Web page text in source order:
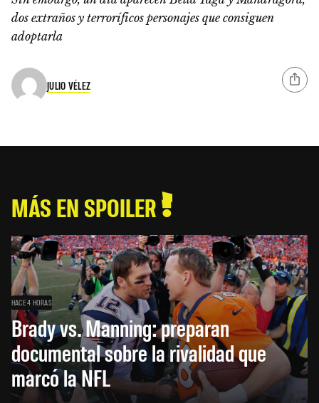
dos extraños y terroríficos personajes que consiguen
adoptarla
JULIO VÉLEZ
MÁS EN SPOILER
HACE 4 HORAS
Brady vs. Manning: preparan
documental sobre la rivalidad que
marcó la NFL